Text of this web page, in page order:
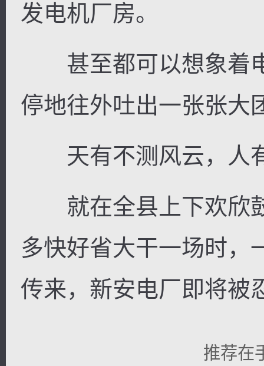
发电机厂房。
甚至都可以想象着
停地往外吐出一张张大
天有不测风云，人
就在全县上下欢欣
多快好省大干一场时，
传来，新安电厂即将被
推荐在